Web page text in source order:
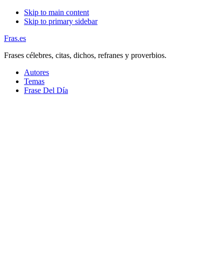
Skip to main content
Skip to primary sidebar
Fras.es
Frases célebres, citas, dichos, refranes y proverbios.
Autores
Temas
Frase Del Día